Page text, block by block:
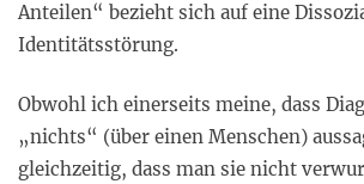
Anteilen“ bezieht sich auf eine
Identitätsstörung.
Obwohl ich einerseits meine, dass
„nichts“ (über einen Menschen)
gleichzeitig, dass man sie nicht